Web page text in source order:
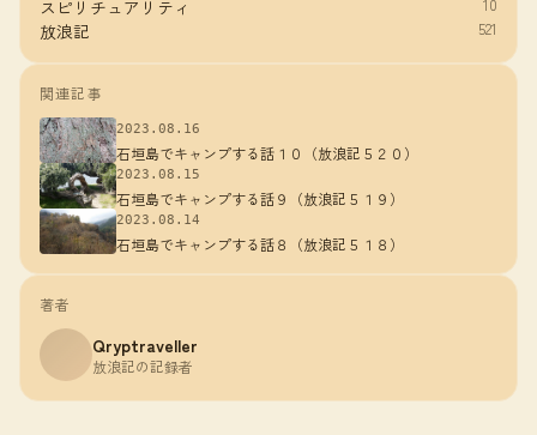
スピリチュアリティ 10
放浪記 521
関連記事
2023.08.16
石垣島でキャンプする話１０（放浪記５２０）
2023.08.15
石垣島でキャンプする話９（放浪記５１９）
2023.08.14
石垣島でキャンプする話８（放浪記５１８）
著者
Qryptraveller
放浪記の記録者